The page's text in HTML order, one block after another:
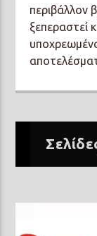
περιβάλλον
ξεπεραστεί